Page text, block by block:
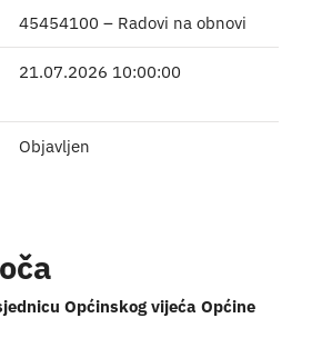
45454100 – Radovi na obnovi
21.07.2026 10:00:00
Objavljen
Općinskog vijeća Općine